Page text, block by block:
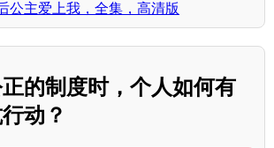
公主爱上我，全集，高清版
的制度时，个人如何有
动？